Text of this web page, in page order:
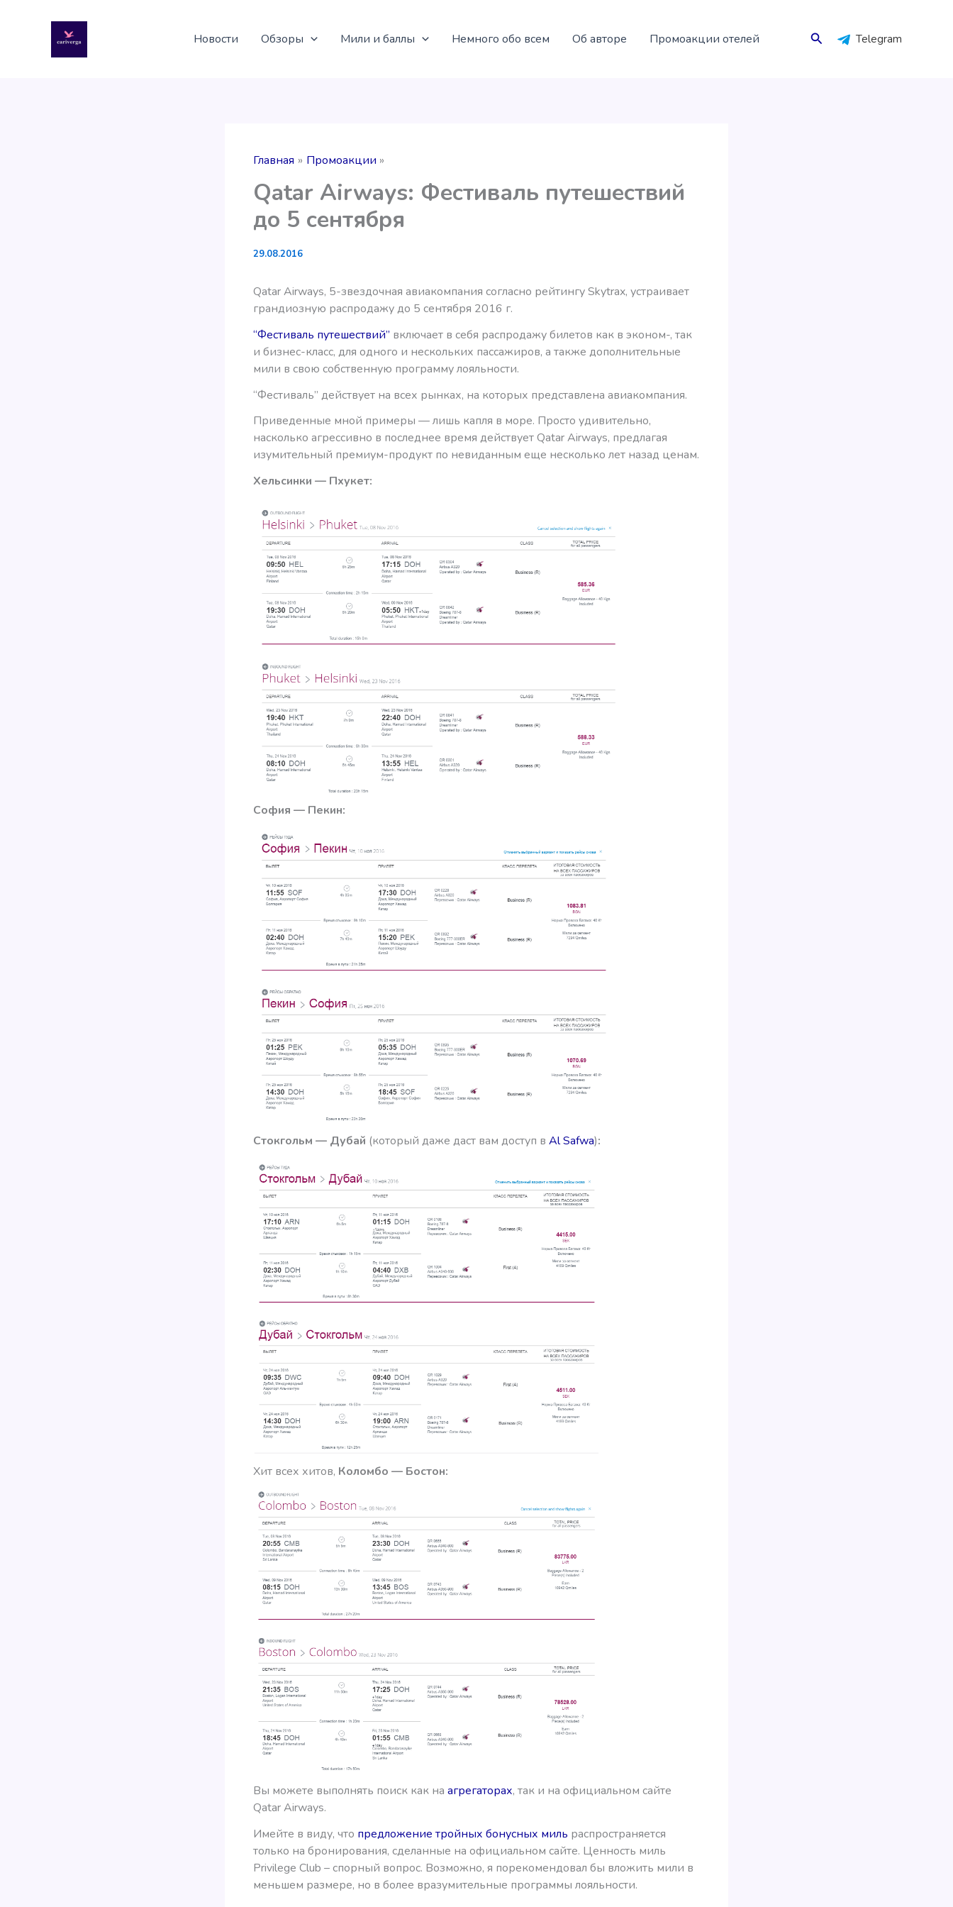
содержимому
Новости Обзоры Мили и баллы Немного обо всем Об авторе Промоакции отелей Поиск Telegram
Главная Промоакции
Qatar Airways: Фестиваль путешествий
до 5 сентября
29.08.2016
Qatar Airways, 5-звездочная авиакомпания согласно рейтингу Skytrax, устраивает
грандиозную распродажу до 5 сентября 2016 г.
“Фестиваль путешествий” включает в себя распродажу билетов как в эконом-, так
и бизнес-класс, для одного и нескольких пассажиров, а также дополнительные
мили в свою собственную программу лояльности.
“Фестиваль” действует на всех рынках, на которых представлена авиакомпания.
Приведенные мной примеры — лишь капля в море. Просто удивительно,
насколько агрессивно в последнее время действует Qatar Airways, предлагая
изумительный премиум-продукт по невиданным еще несколько лет назад ценам.
Хельсинки — Пхукет:
София — Пекин:
Стокгольм — Дубай (который даже даст вам доступ в Al Safwa):
Хит всех хитов, Коломбо — Бостон:
Вы можете выполнять поиск как на агрегаторах, так и на официальном сайте
Qatar Airways.
Имейте в виду, что предложение тройных бонусных миль распространяется
только на бронирования, сделанные на официальном сайте. Ценность миль
Privilege Club – спорный вопрос. Возможно, я порекомендовал бы вложить мили в
меньшем размере, но в более вразумительные программы лояльности.